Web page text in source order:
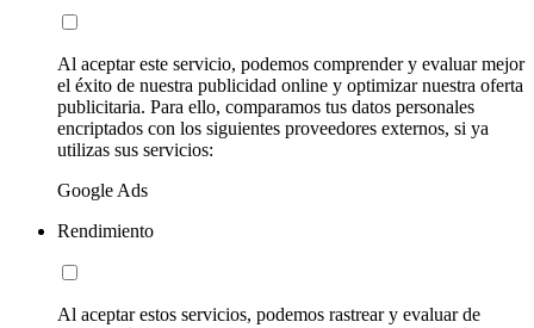
Al aceptar este servicio, podemos comprender y evaluar mejor
el éxito de nuestra publicidad online y optimizar nuestra oferta
publicitaria. Para ello, comparamos tus datos personales
encriptados con los siguientes proveedores externos, si ya
utilizas sus servicios:
Google Ads
Rendimiento
Al aceptar estos servicios, podemos rastrear y evaluar de